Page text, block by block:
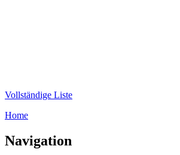
Vollständige Liste
Home
Navigation